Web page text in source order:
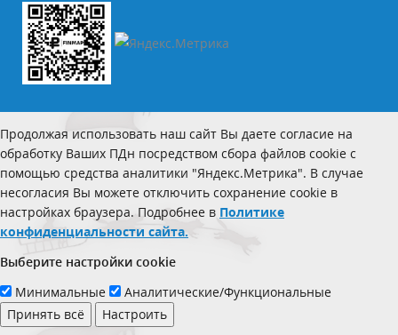
Продолжая использовать наш сайт Вы даете согласие на
обработку Ваших ПДн посредством сбора файлов cookie с
помощью средства аналитики "Яндекс.Метрика". В случае
несогласия Вы можете отключить сохранение cookie в
настройках браузера. Подробнее в Политике
конфиденциальности сайта.
Выберите настройки cookie
Минимальные
Аналитические/Функциональные
Принять всё
Настроить